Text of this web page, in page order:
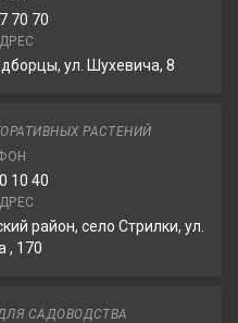
70 70
ул. Шухевича, 8
РАСТЕНИЙ
10 40
район, село Стрилки, ул.
, 170
САДОВОДСТВА